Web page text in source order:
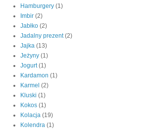
Hamburgery (1)
Imbir (2)
Jabłko (2)
Jadalny prezent (2)
Jajka (13)
Jeżyny (1)
Jogurt (1)
Kardamon (1)
Karmel (2)
Kluski (1)
Kokos (1)
Kolacja (19)
Kolendra (1)